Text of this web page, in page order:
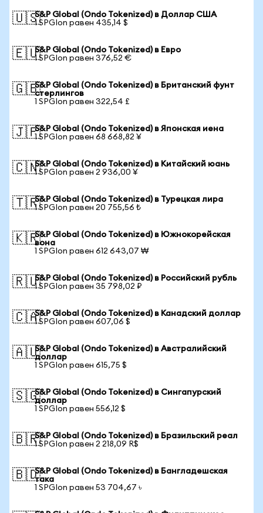
🇺🇸S&P Global (Ondo Tokenized) в Доллар США
1 SPGIon равен 435,14 $
🇪🇺S&P Global (Ondo Tokenized) в Евро
1 SPGIon равен 376,52 €
🇬🇧S&P Global (Ondo Tokenized) в Британский фунт
стерлингов
1 SPGIon равен 322,54 £
🇯🇵S&P Global (Ondo Tokenized) в Японская иена
1 SPGIon равен 68 668,82 ¥
🇨🇳S&P Global (Ondo Tokenized) в Китайский юань
1 SPGIon равен 2 936,00 ¥
🇹🇷S&P Global (Ondo Tokenized) в Турецкая лира
1 SPGIon равен 20 755,56 ₺
🇰🇷S&P Global (Ondo Tokenized) в Южнокорейская
вона
1 SPGIon равен 612 643,07 ₩
🇷🇺S&P Global (Ondo Tokenized) в Российский рубль
1 SPGIon равен 35 798,02 ₽
🇨🇦S&P Global (Ondo Tokenized) в Канадский доллар
1 SPGIon равен 607,06 $
🇦🇺S&P Global (Ondo Tokenized) в Австралийский
доллар
1 SPGIon равен 615,75 $
🇸🇬S&P Global (Ondo Tokenized) в Сингапурский
доллар
1 SPGIon равен 556,12 $
🇧🇷S&P Global (Ondo Tokenized) в Бразильский реал
1 SPGIon равен 2 218,09 R$
🇧🇩S&P Global (Ondo Tokenized) в Бангладешская
така
1 SPGIon равен 53 704,67 ৳